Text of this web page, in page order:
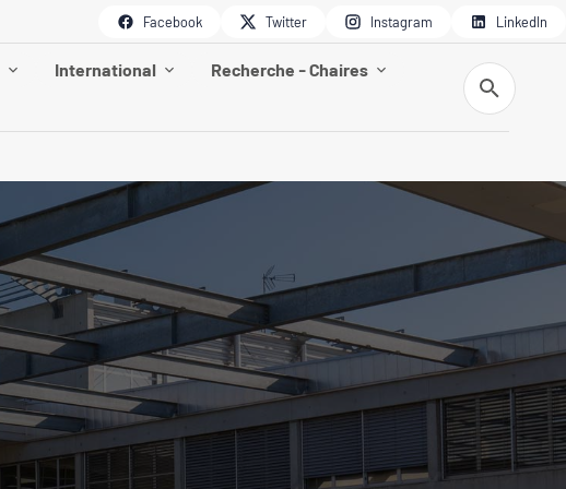
Facebook Twitter Instagram LinkedIn
International
Recherche - Chaires
Recherche